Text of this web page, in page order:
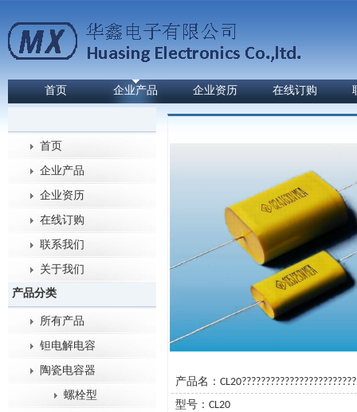
首页 企业产品 企业资历 在线订购
首页
企业产品
企业资历
在线订购
联系我们
关于我们
产品分类
所有产品
钽电解电容
陶瓷电容器
螺栓型
产品名：
型号：CL20